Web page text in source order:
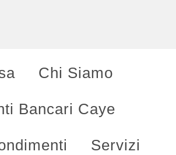
Chi Siamo
Bancari Caye
Servizi